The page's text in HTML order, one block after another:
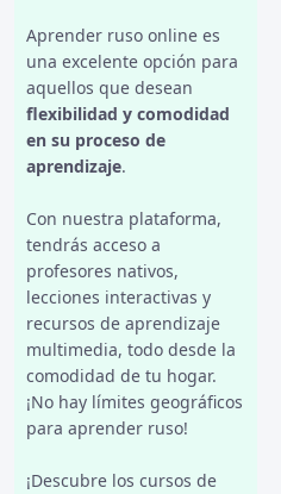
Aprender ruso online es
una excelente opción para
aquellos que desean
flexibilidad y comodidad
en su proceso de
aprendizaje.
Con nuestra plataforma,
tendrás acceso a
profesores nativos,
lecciones interactivas y
recursos de aprendizaje
multimedia, todo desde la
comodidad de tu hogar.
¡No hay límites geográficos
para aprender ruso!
¡Descubre los cursos de